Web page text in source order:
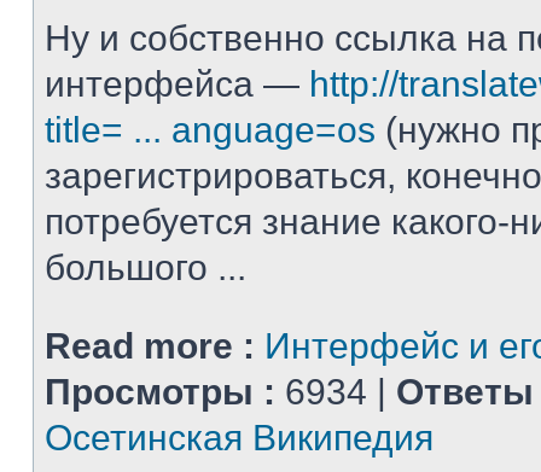
Ну и собственно ссылка на
интерфейса — http://
title= ... anguage=os (нужно
зарегистрироваться,
потребуется знание какого-
большого ...
Read more : Интерфейс и
Просмотры : 6934 | Ответы
Осетинская Википедия